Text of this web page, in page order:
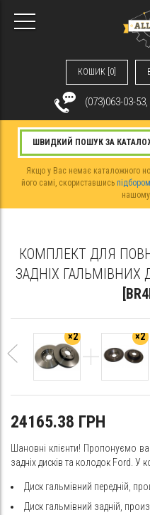
КОШИК [0]
(073)063-03-
Якщо у Вас немає каталожного
його самі, скориставшись
КОМПЛЕКТ ДЛЯ
ЗАДНІХ ГАЛЬМІВНИХ
×2 ×2
24165.38 ГРН
Шановні клієнти! Пропонуємо
задніх дисків та колодок Ford. У
Диск гальмівний передній,
Диск гальмівний задній,